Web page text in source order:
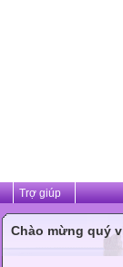
Trợ giúp
Chào mừng quý